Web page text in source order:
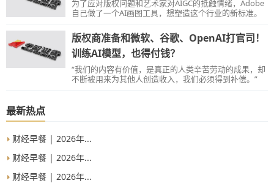
为了应对版权问题和艺术家对AIGC的抵触情绪，Adobe
自己做了一个AI画图工具，想塑造这个行业的新标准。
版权商准备和微软、谷歌、OpenAI打官司！
训练AI模型，也得付钱？
“我们的内容有价值，是真正的人类辛苦劳动的成果，却
不断被用来为其他人创造收入，我们必须得到补偿。”
最新热点
财经早餐 | 2026年...
财经早餐 | 2026年...
财经早餐 | 2026年...